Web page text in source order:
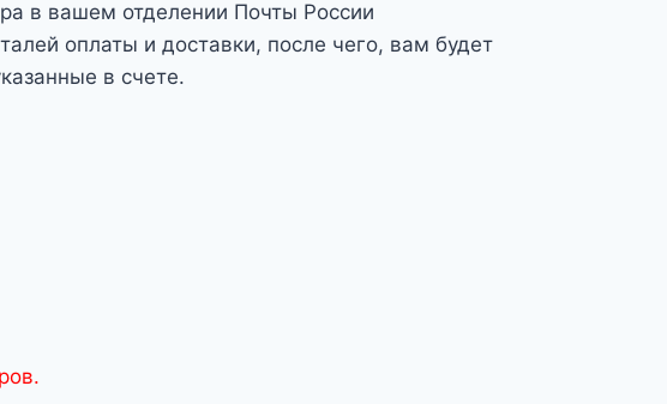
в вашем отделении Почты России
оплаты и доставки, после чего, вам будет
в счете.